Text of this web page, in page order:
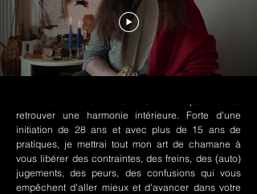
retrouver une harmonie intérieure. Forte d'une
initiation de 28 ans et avec plus de 15 ans de
pratiques, je mettrai tout mon art de chamane à
vous libérer des contraintes, des freins, des (auto)
jugements, des peurs, des confusions qui vous
empêchent d'aller mieux et d'avancer dans votre